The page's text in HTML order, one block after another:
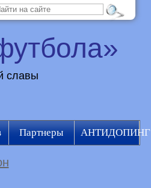
славы
Партнеры АНТИДОПИНГ